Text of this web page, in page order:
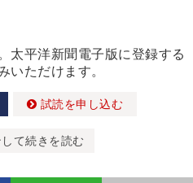
太平洋新聞電子版に登録する
いただけます。
試読を申し込む
て続きを読む